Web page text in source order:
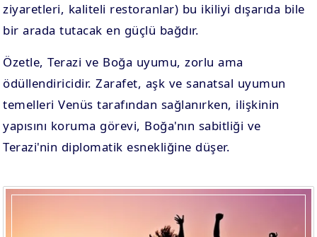
ziyaretleri, kaliteli restoranlar) bu ikiliyi dışarıda bile
bir arada tutacak en güçlü bağdır.
Özetle, Terazi ve Boğa uyumu, zorlu ama
ödüllendiricidir. Zarafet, aşk ve sanatsal uyumun
temelleri Venüs tarafından sağlanırken, ilişkinin
yapısını koruma görevi, Boğa'nın sabitliği ve
Terazi'nin diplomatik esnekliğine düşer.